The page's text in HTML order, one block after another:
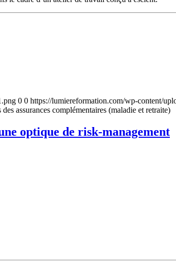
0 0 https://lumiereformation.com/wp-content/
assurances complémentaires (maladie et retraite)
optique de risk-management